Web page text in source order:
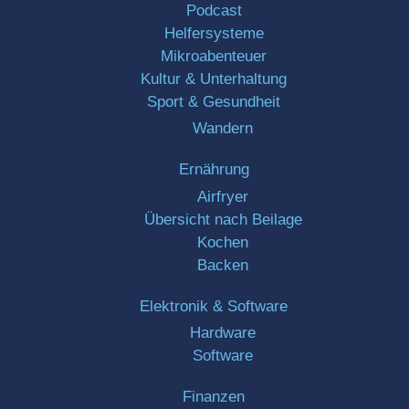
Podcast
Helfersysteme
Mikroabenteuer
Kultur & Unterhaltung
Sport & Gesundheit
Wandern
Ernährung
Airfryer
Übersicht nach Beilage
Kochen
Backen
Elektronik & Software
Hardware
Software
Finanzen